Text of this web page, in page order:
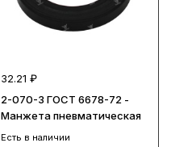
32.21 ₽
2-070-3 ГОСТ 6678-72 -
Манжета пневматическая
Есть в наличии